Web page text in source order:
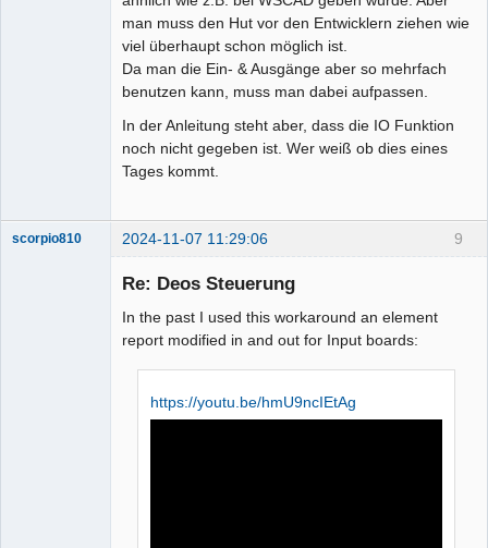
man muss den Hut vor den Entwicklern ziehen wie
viel überhaupt schon möglich ist.
Da man die Ein- & Ausgänge aber so mehrfach
benutzen kann, muss man dabei aufpassen.
In der Anleitung steht aber, dass die IO Funktion
noch nicht gegeben ist. Wer weiß ob dies eines
Tages kommt.
9
scorpio810 2024-11-07 11:29:06
Re: Deos Steuerung
In the past I used this workaround an element
report modified in and out for Input boards:
https://youtu.be/hmU9ncIEtAg